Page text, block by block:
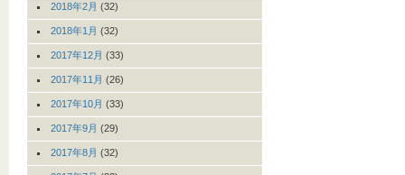
2018年2月 (32)
2018年1月 (32)
2017年12月 (33)
2017年11月 (26)
2017年10月 (33)
2017年9月 (29)
2017年8月 (32)